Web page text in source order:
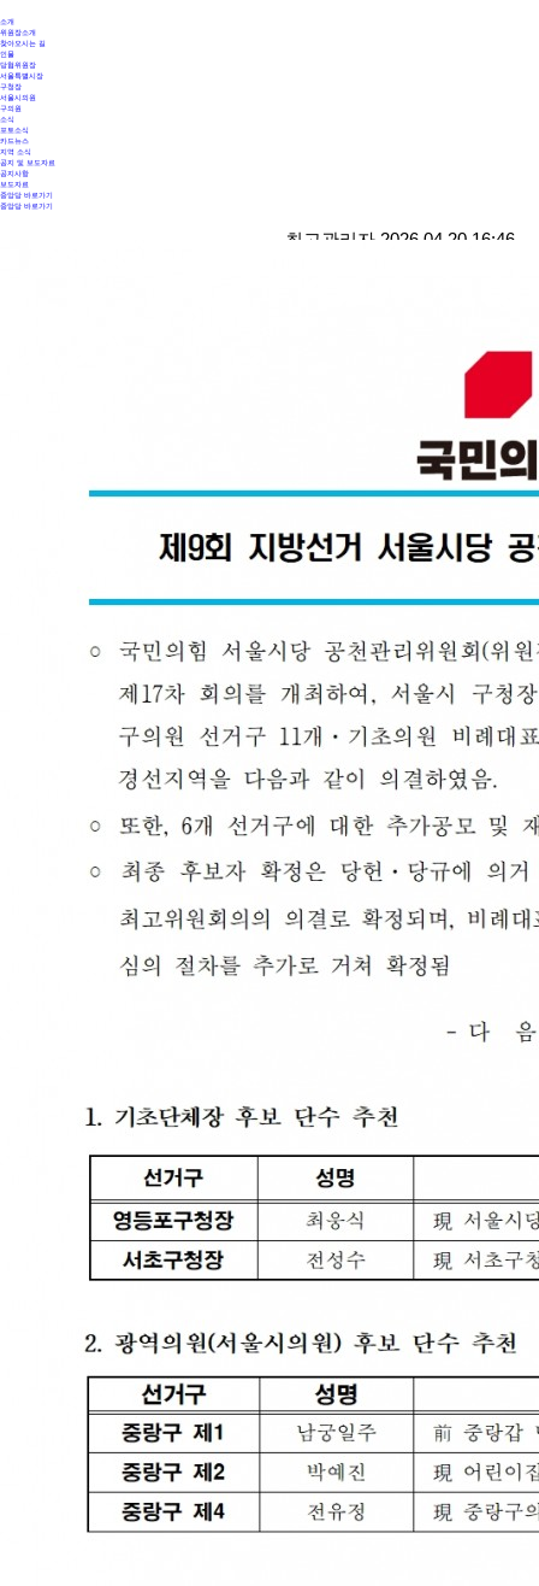
소개
위원장소개
찾아오시는 길
인물
당협위원장
서울특별시장
구청장
서울시의원
구의원
소식
포토소식
카드뉴스
지역 소식
공지 및 보도자료
공지사항
보도자료
중앙당 바로가기
중앙당 바로가기
최고관리자 2026.04.20 16:46